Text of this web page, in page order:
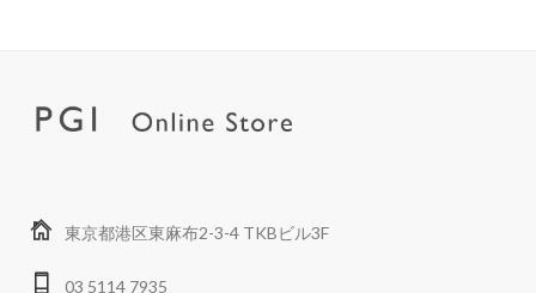
東京都港区東麻布2-3-4 TKBビル3F
03 5114 7935